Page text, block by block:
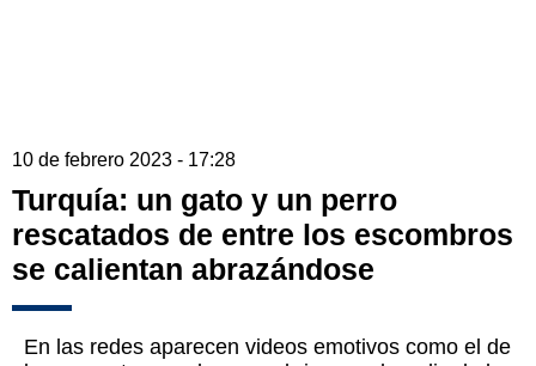
10 de febrero 2023 - 17:28
Turquía: un gato y un perro
rescatados de entre los escombros
se calientan abrazándose
En las redes aparecen videos emotivos como el de